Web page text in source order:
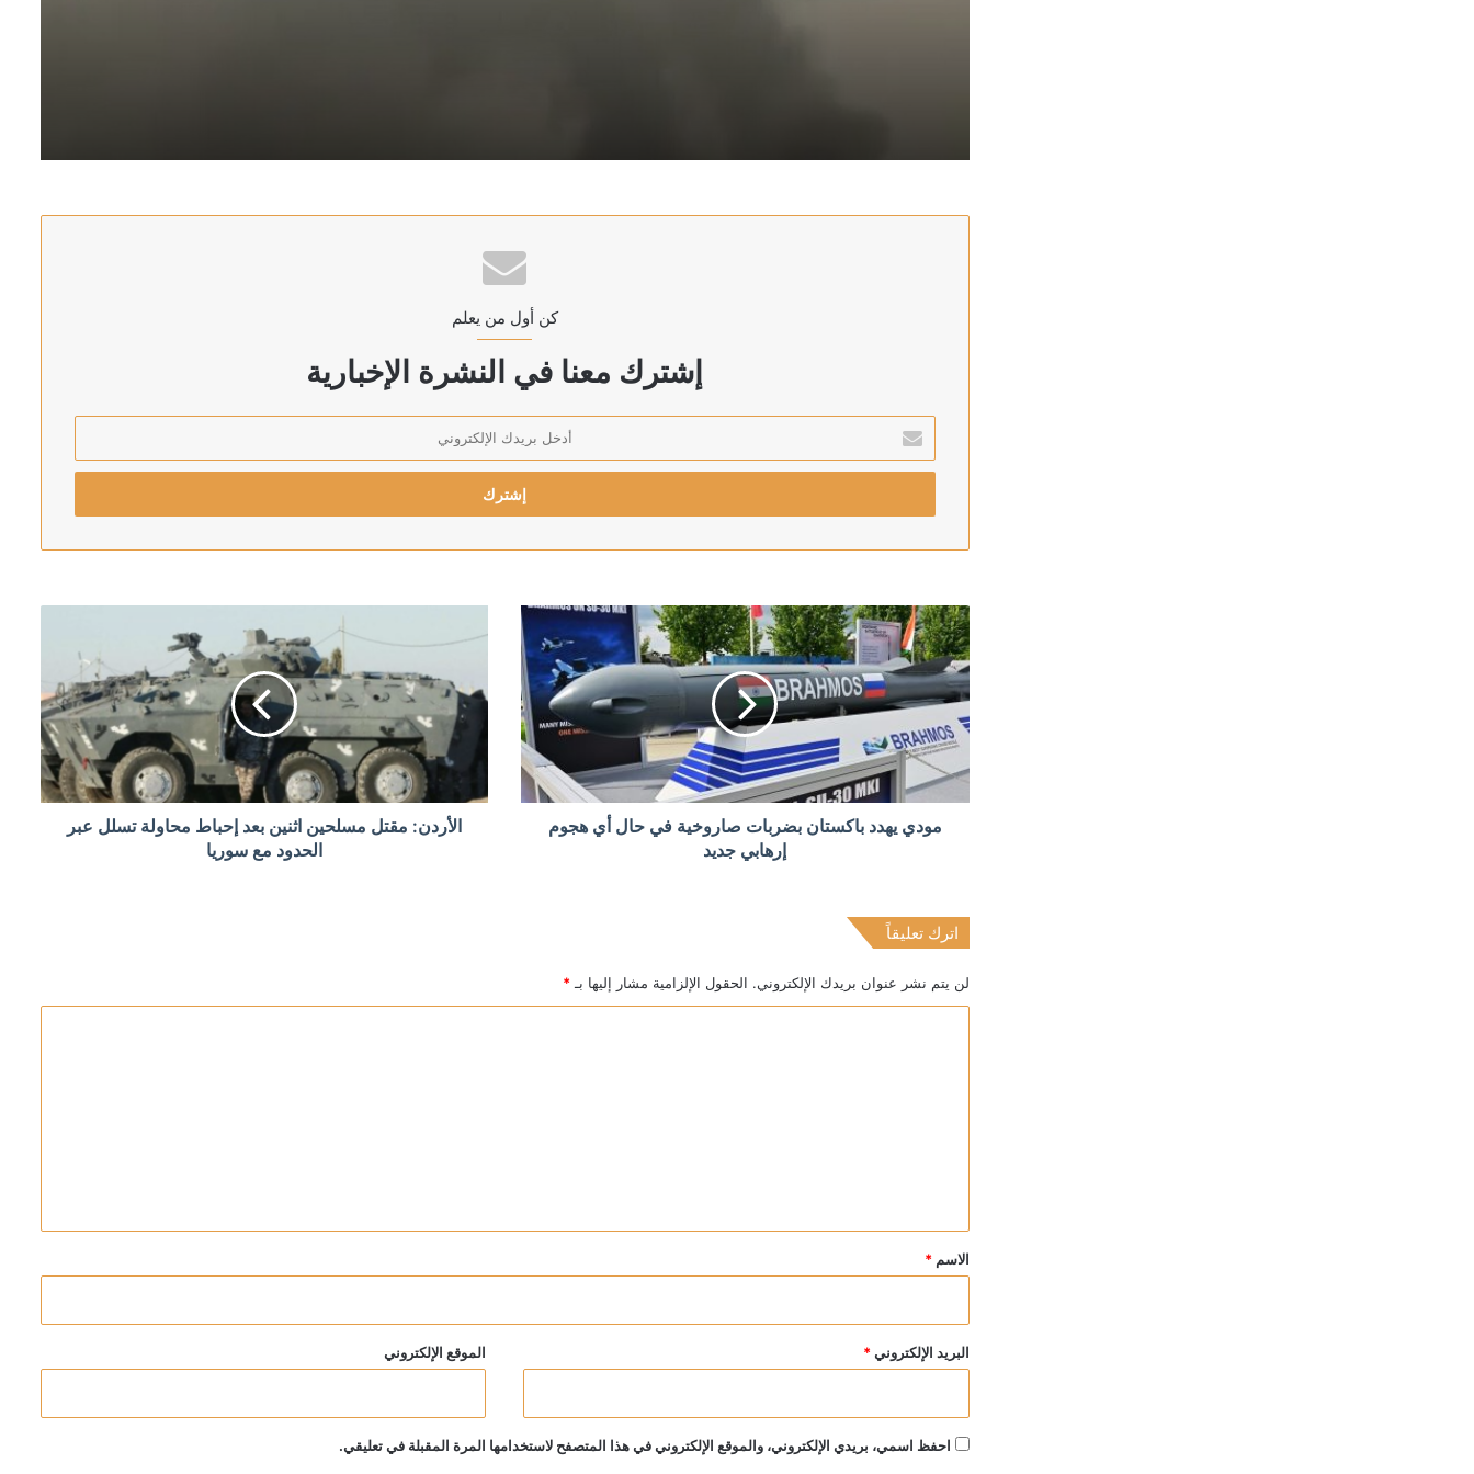
رئيس الشاباك: موافقة حماس على نزع السلاح “خدعة” لكسب الوقت
الكويت تخصص 2.5 مليون دولار لدعم الاستجابة الإنسانية في سوريا
منذ 4 ساعات
“بوليتيكو”: نتائج الانتخابات في شرق ألمانيا قد تحسم مستقبل ميرتس السياسي
إصابة عسكري لبناني باستهداف إسرائيلي لبلدة المنصوري جنوب لبنان
منذ 5 ساعات
كن أول من يعلم
إشترك معنا في النشرة الإخبارية
بريدك
الإلكتروني
مودي يهدد باكستان بضربات صاروخية في حال أي هجوم
إرهابي جديد
الأردن: مقتل مسلحين اثنين بعد إحباط محاولة تسلل عبر
الحدود مع سوريا
اترك تعليقاً
لن يتم نشر عنوان بريدك الإلكتروني. الحقول الإلزامية مشار إليها بـ *
*
الاسم *
البريد الإلكتروني * الموقع الإلكتروني
احفظ اسمي، بريدي الإلكتروني، والموقع الإلكتروني في هذا المتصفح لاستخدامها المرة المقبلة في تعليقي.